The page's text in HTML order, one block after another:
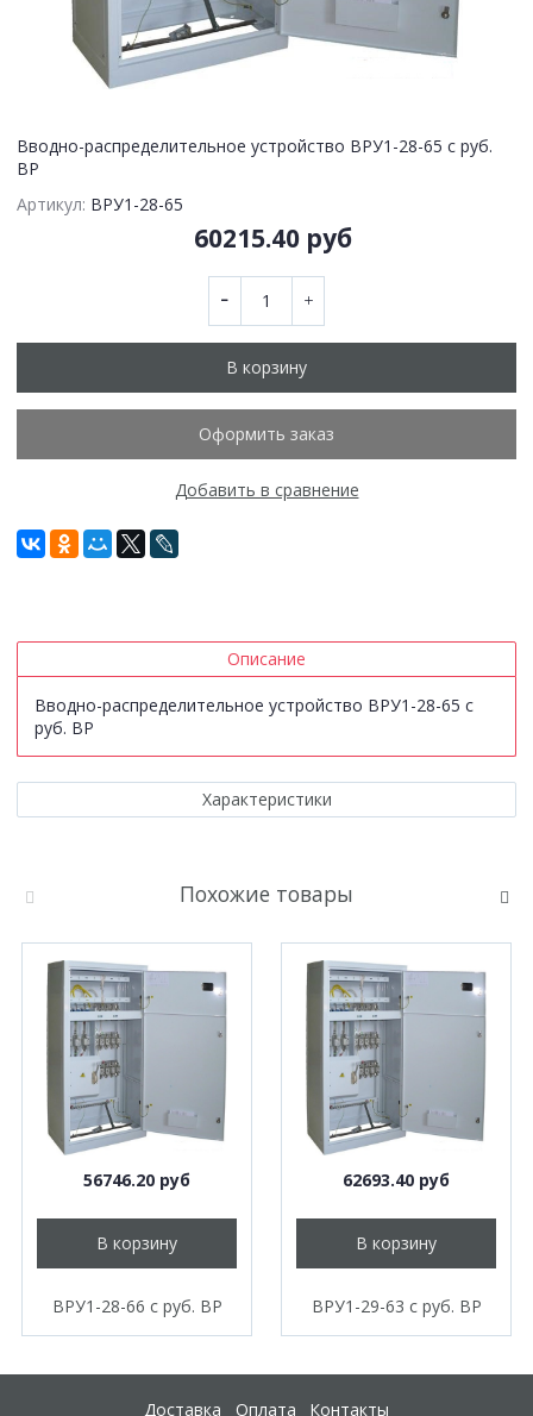
Вводно-распределительное устройство ВРУ1-28-65 с руб.
ВР
Артикул: ВРУ1-28-65
60215.40 руб
В корзину
Оформить заказ
Добавить в сравнение
Описание
Вводно-распределительное устройство ВРУ1-28-65 с
руб. ВР
Характеристики
Похожие товары
56746.20 руб
В корзину
ВРУ1-28-66 с руб. ВР
62693.40 руб
В корзину
ВРУ1-29-63 с руб. ВР
Доставка Оплата Контакты